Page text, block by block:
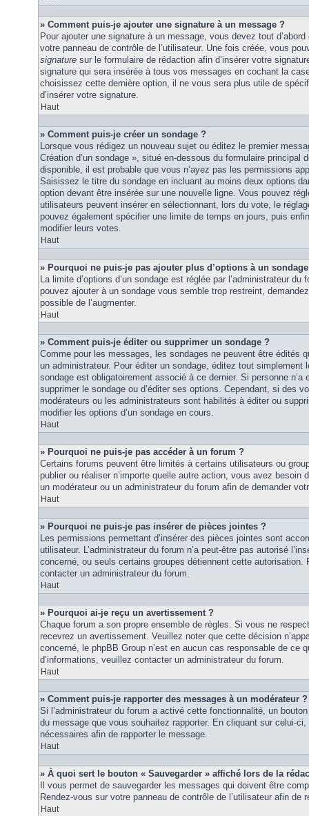
» Comment puis-je ajouter une signature à un message ?
Pour ajouter une signature à un message, vous devez tout d’abord
votre panneau de contrôle de l’utilisateur. Une fois créée, vous
signature sur le formulaire de rédaction afin d’insérer votre
signature qui sera insérée à tous vos messages en cochant la
choisissez cette dernière option, il ne vous sera plus utile de
d’insérer votre signature.
Haut
» Comment puis-je créer un sondage ?
Lorsque vous rédigez un nouveau sujet ou éditez le premier
Création d’un sondage », situé en-dessous du formulaire principal
disponible, il est probable que vous n’ayez pas les permissions
Saisissez le titre du sondage en incluant au moins deux options
option devant être insérée sur une nouvelle ligne. Vous pouvez
utilisateurs peuvent insérer en sélectionnant, lors du vote, le
pouvez également spécifier une limite de temps en jours, puis
modifier leurs votes.
Haut
» Pourquoi ne puis-je pas ajouter plus d’options à un
La limite d’options d’un sondage est réglée par l’administrateur
pouvez ajouter à un sondage vous semble trop restreint,
possible de l’augmenter.
Haut
» Comment puis-je éditer ou supprimer un sondage ?
Comme pour les messages, les sondages ne peuvent être édités
un administrateur. Pour éditer un sondage, éditez tout simplement
sondage est obligatoirement associé à ce dernier. Si personne
supprimer le sondage ou d’éditer ses options. Cependant, si des
modérateurs ou les administrateurs sont habilités à éditer ou
modifier les options d’un sondage en cours.
Haut
» Pourquoi ne puis-je pas accéder à un forum ?
Certains forums peuvent être limités à certains utilisateurs ou
publier ou réaliser n’importe quelle autre action, vous avez besoin
un modérateur ou un administrateur du forum afin de demander
Haut
» Pourquoi ne puis-je pas insérer de pièces jointes ?
Les permissions permettant d’insérer des pièces jointes sont
utilisateur. L’administrateur du forum n’a peut-être pas autorisé
concerné, ou seuls certains groupes détiennent cette autorisation.
contacter un administrateur du forum.
Haut
» Pourquoi ai-je reçu un avertissement ?
Chaque forum a son propre ensemble de règles. Si vous ne
recevrez un avertissement. Veuillez noter que cette décision
concerné, le phpBB Group n’est en aucun cas responsable de ce
d’informations, veuillez contacter un administrateur du forum.
Haut
» Comment puis-je rapporter des messages à un modérateur ?
Si l’administrateur du forum a activé cette fonctionnalité, un
du message que vous souhaitez rapporter. En cliquant sur celui-
nécessaires afin de rapporter le message.
Haut
» À quoi sert le bouton « Sauvegarder » affiché lors de la
Il vous permet de sauvegarder les messages qui doivent être
Rendez-vous sur votre panneau de contrôle de l’utilisateur afin de
Haut